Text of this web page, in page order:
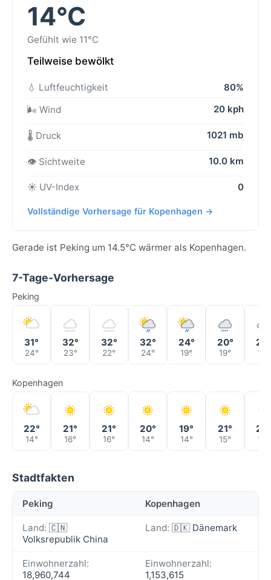
14°C
Gefühlt wie 11°C
Teilweise bewölkt
💧 Luftfeuchtigkeit
80%
🌬️ Wind
20 kph
🌡️ Druck 1021 mb
👁️ Sichtweite 10.0 km
☀️ UV-Index 0
Vollständige Vorhersage für Kopenhagen →
Gerade ist Peking um 14.5°C wärmer als Kopenhagen.
7-Tage-Vorhersage
Peking
31°
24°
32°
23°
32°
22°
32°
24°
24°
19°
20°
19° 19°
Kopenhagen
22°
14°
21°
16°
21°
16°
20°
14°
19°
14°
21°
15° 18°
Stadtfakten
Peking Kopenhagen
Land: 🇨🇳
Volksrepublik China
Land: 🇩🇰 Dänemark
Einwohnerzahl:
18,960,744
Einwohnerzahl:
1,153,615